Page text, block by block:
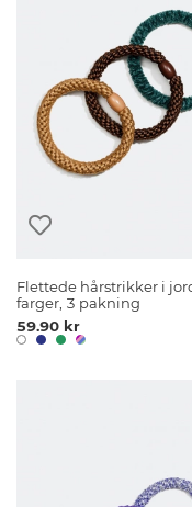
Flettede hårstrikker i
farger, 3 pakning
59.90 kr